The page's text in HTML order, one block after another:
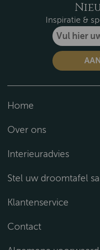
Inspiratie &
Home
Over ons
Interieuradvies
Stel uw droomtafel
Klantenservice
Contact